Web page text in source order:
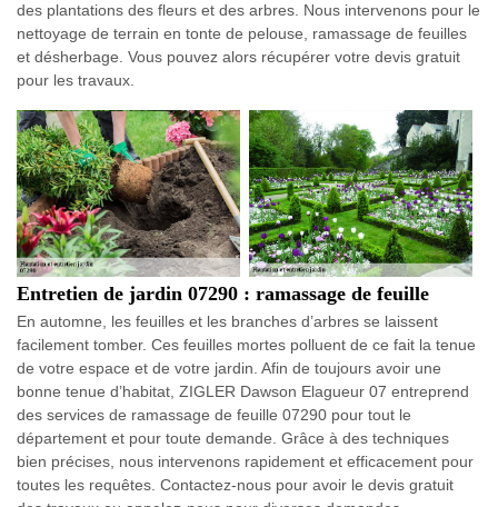
des plantations des fleurs et des arbres. Nous intervenons pour le
nettoyage de terrain en tonte de pelouse, ramassage de feuilles
et désherbage. Vous pouvez alors récupérer votre devis gratuit
pour les travaux.
Entretien de jardin 07290 : ramassage de feuille
En automne, les feuilles et les branches d’arbres se laissent
facilement tomber. Ces feuilles mortes polluent de ce fait la tenue
de votre espace et de votre jardin. Afin de toujours avoir une
bonne tenue d’habitat, ZIGLER Dawson Elagueur 07 entreprend
des services de ramassage de feuille 07290 pour tout le
département et pour toute demande. Grâce à des techniques
bien précises, nous intervenons rapidement et efficacement pour
toutes les requêtes. Contactez-nous pour avoir le devis gratuit